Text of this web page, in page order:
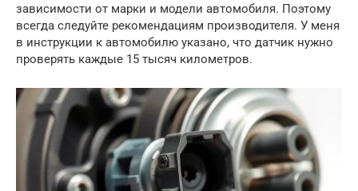
зависимости от марки и модели автомобиля. Поэтому
всегда следуйте рекомендациям производителя. У меня
в инструкции к автомобилю указано, что датчик нужно
проверять каждые 15 тысяч километров.